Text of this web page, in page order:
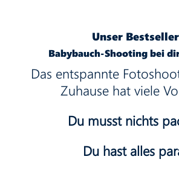
Unser Bestseller
Babybauch-Shooting bei
Das entspannte
Zuhause hat viele
Du musst nichts
Du hast alles